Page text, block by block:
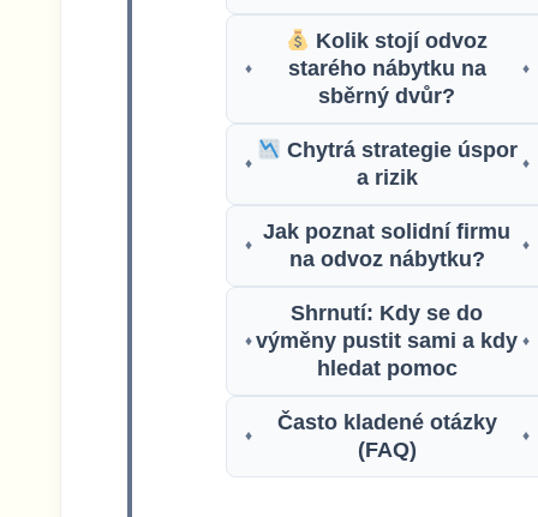
♦
Kolik stojí odvoz
starého nábytku na
sběrný dvůr?
♦
♦
Chytrá strategie úspor
a rizik
♦
♦
Jak poznat solidní firmu
na odvoz nábytku?
♦
♦
Shrnutí: Kdy se do
výměny pustit sami a kdy
hledat pomoc
♦
♦
Často kladené otázky
(FAQ)
♦